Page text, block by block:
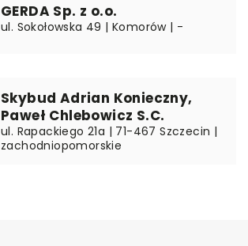
GERDA Sp. z o.o.
ul. Sokołowska 49 | Komorów | -
Skybud Adrian Konieczny,
Paweł Chlebowicz S.C.
ul. Rapackiego 21a | 71-467 Szczecin |
zachodniopomorskie